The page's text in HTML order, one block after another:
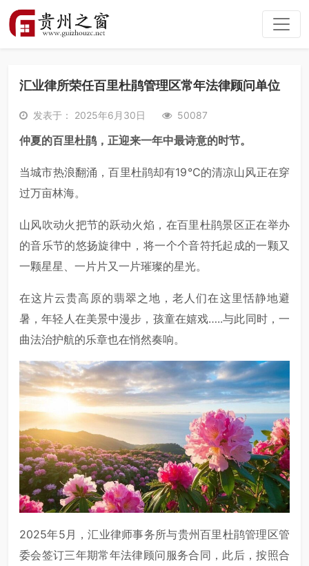
汇业律所荣任百里杜鹃管理区常年法律顾问单位
发表于： 2025年6月30日 50087
仲夏的百里杜鹃，正迎来一年中最诗意的时节。
当城市热浪翻涌，百里杜鹃却有19℃的清凉山风正在穿
过万亩林海。
山风吹动火把节的跃动火焰，在百里杜鹃景区正在举办
的音乐节的悠扬旋律中，将一个个音符托起成的一颗又
一颗星星、一片片又一片璀璨的星光。
在这片云贵高原的翡翠之地，老人们在这里恬静地避
暑，年轻人在美景中漫步，孩童在嬉戏…..与此同时，一
曲法治护航的乐章也在悄然奏响。
2025年5月，汇业律师事务所与贵州百里杜鹃管理区管
委会签订三年期常年法律顾问服务合同，此后，按照合